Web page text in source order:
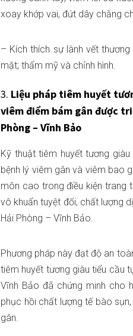
xoay khớp vai, đứt dây chằng
– Kích thích sự lành vết
mặt; thẩm mỹ và chỉnh hình.
3. Liệu pháp tiêm huyết
viêm điểm bám gân được
Phòng – Vĩnh Bảo
Kỹ thuật tiêm huyết tương
bệnh lý viêm gân và viêm bao
môn cao trong điều kiện trang
vô khuẩn tuyệt đối, chất lượng
Hải Phòng – Vĩnh Bảo.
Phương pháp này đạt độ an
tiêm huyết tương giàu tiểu cầu
Vĩnh Bảo đã chứng minh cho
phục hồi chất lượng tế bào
gân.